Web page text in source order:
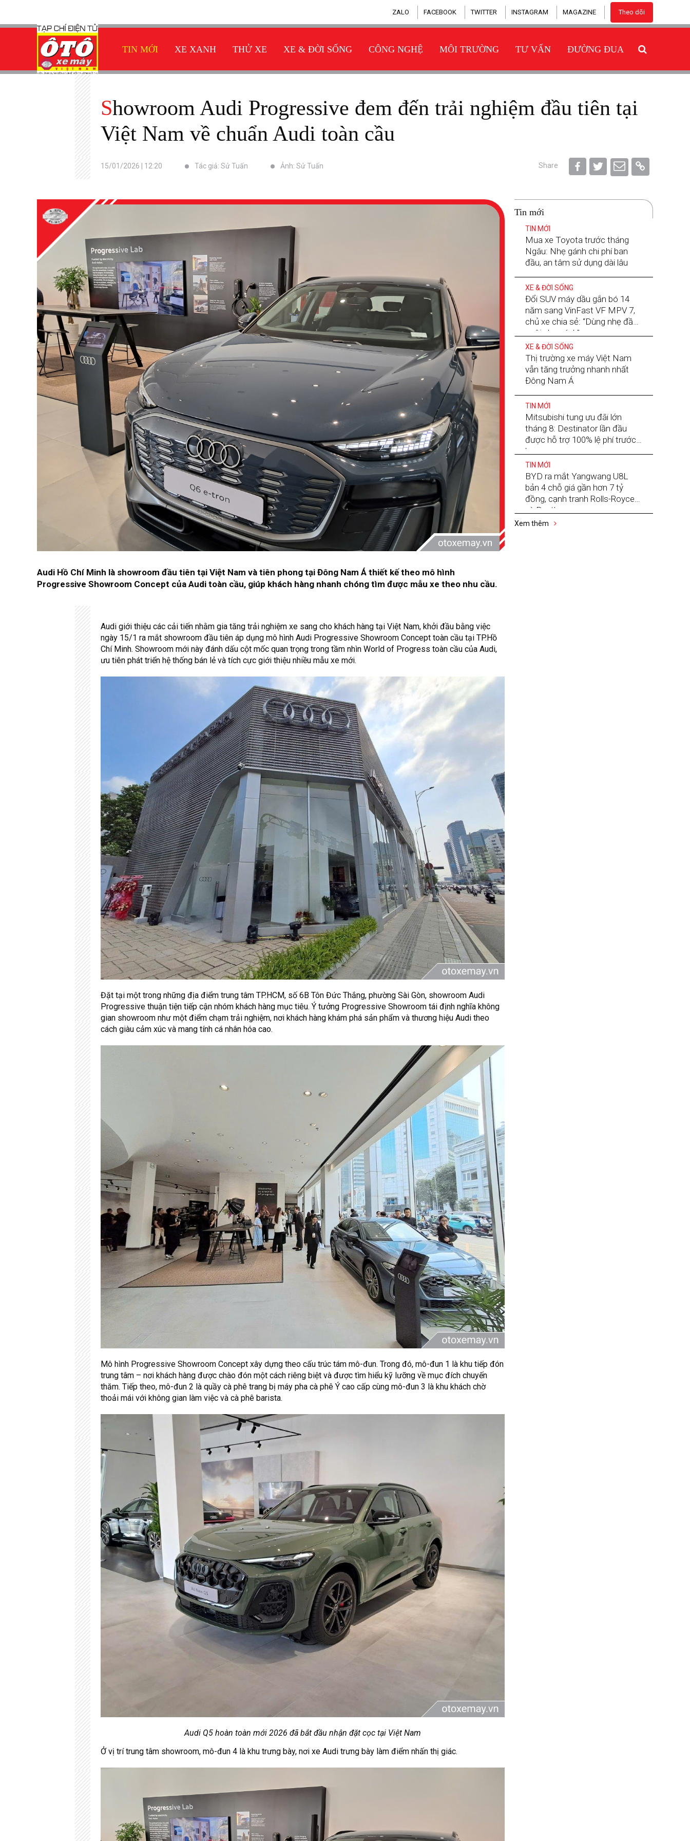
ZALO FACEBOOK TWITTER INSTAGRAM MAGAZINE Theo dõi
TIN MỚI XE XANH THỬ XE XE & ĐỜI SỐNG CÔNG NGHỆ MÔI TRƯỜNG TƯ VẤN ĐƯỜNG ĐUA
Showroom Audi Progressive đem đến trải nghiệm đầu tiên tại
Việt Nam về chuẩn Audi toàn cầu
15/01/2026 | 12:20 Tác giả: Sử Tuấn Ảnh: Sử Tuấn Share
Audi Hồ Chí Minh là showroom đầu tiên tại Việt Nam và tiên phong tại Đông Nam Á thiết kế theo mô hình
Progressive Showroom Concept của Audi toàn cầu, giúp khách hàng nhanh chóng tìm được mẫu xe theo nhu cầu.
Audi giới thiệu các cải tiến nhằm gia tăng trải nghiệm xe sang cho khách hàng tại Việt Nam, khởi đầu bằng việc
ngày 15/1 ra mắt showroom đầu tiên áp dụng mô hình Audi Progressive Showroom Concept toàn cầu tại TP.Hồ
Chí Minh. Showroom mới này đánh dấu cột mốc quan trọng trong tầm nhìn World of Progress toàn cầu của Audi,
ưu tiên phát triển hệ thống bán lẻ và tích cực giới thiệu nhiều mẫu xe mới.
Đặt tại một trong những địa điểm trung tâm TP.HCM, số 6B Tôn Đức Thắng, phường Sài Gòn, showroom Audi
Progressive thuận tiện tiếp cận nhóm khách hàng mục tiêu. Ý tưởng Progressive Showroom tái định nghĩa không
gian showroom như một điểm chạm trải nghiệm, nơi khách hàng khám phá sản phẩm và thương hiệu Audi theo
cách giàu cảm xúc và mang tính cá nhân hóa cao.
Mô hình Progressive Showroom Concept xây dựng theo cấu trúc tám mô-đun. Trong đó, mô-đun 1 là khu tiếp đón
trung tâm – nơi khách hàng được chào đón một cách riêng biệt và được tìm hiểu kỹ lưỡng về mục đích chuyến
thăm. Tiếp theo, mô-đun 2 là quầy cà phê trang bị máy pha cà phê Ý cao cấp cùng mô-đun 3 là khu khách chờ
thoải mái với không gian làm việc và cà phê barista.
Audi Q5 hoàn toàn mới 2026 đã bắt đầu nhận đặt cọc tại Việt Nam
Ở vị trí trung tâm showroom, mô-đun 4 là khu trưng bày, nơi xe Audi trưng bày làm điểm nhấn thị giác.
Tin mới
TIN MỚI
Mua xe Toyota trước tháng
Ngâu: Nhẹ gánh chi phí ban
đầu, an tâm sử dụng dài lâu
XE & ĐỜI SỐNG
Đổi SUV máy dầu gắn bó 14
năm sang VinFast VF MPV 7,
chủ xe chia sẻ: “Dùng nhẹ đầu,
nuôi nhẹ gánh”
XE & ĐỜI SỐNG
Thị trường xe máy Việt Nam
vẫn tăng trưởng nhanh nhất
Đông Nam Á
TIN MỚI
Mitsubishi tung ưu đãi lớn
tháng 8: Destinator lần đầu
được hỗ trợ 100% lệ phí trước
bạ
TIN MỚI
BYD ra mắt Yangwang U8L
bản 4 chỗ giá gần hơn 7 tỷ
đồng, cạnh tranh Rolls-Royce
và Bentley
Xem thêm